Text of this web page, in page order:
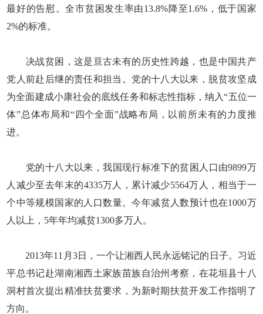
最好的告慰。全市贫困发生率由13.8%降至1.6%，低于国家
2%的标准。
决战贫困，这是亘古未有的历史性跨越，也是中国共产
党人前赴后继的责任和担当。党的十八大以来，脱贫攻坚成
为全面建成小康社会的底线任务和标志性指标，纳入“五位一
体”总体布局和“四个全面”战略布局，以前所未有的力度推
进。
党的十八大以来，我国现行标准下的贫困人口由9899万
人减少至去年末的4335万人，累计减少5564万人，相当于一
个中等规模国家的人口数量。今年减贫人数预计也在1000万
人以上，5年年均减贫1300多万人。
2013年11月3日，一个让湘西人民永远铭记的日子。习近
平总书记赴湖南湘西土家族苗族自治州考察，在花垣县十八
洞村首次提出精准扶贫要求，为新时期扶贫开发工作指明了
方向。